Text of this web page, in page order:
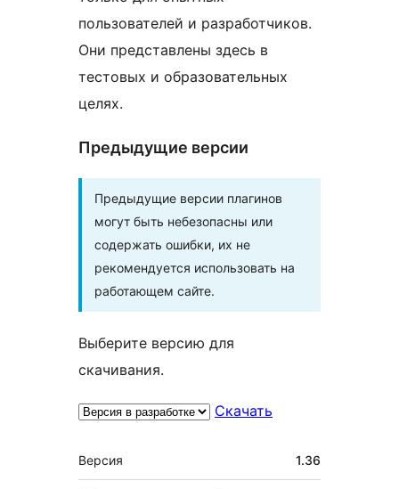
пользователей и разработчиков.
Они представлены здесь в
тестовых и образовательных
целях.
Предыдущие версии
Предыдущие версии плагинов
могут быть небезопасны или
содержать ошибки, их не
рекомендуется использовать на
работающем сайте.
Выберите версию для
скачивания.
Скачать
Мета
Версия 1.36